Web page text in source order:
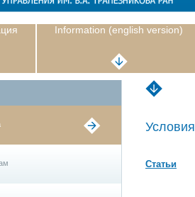
Information (english version)
Статьи